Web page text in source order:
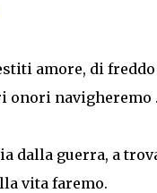
amore, di freddo
onori navigheremo .
dalla guerra, a
vita faremo.